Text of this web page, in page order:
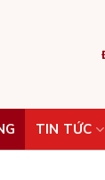
TIN TỨC